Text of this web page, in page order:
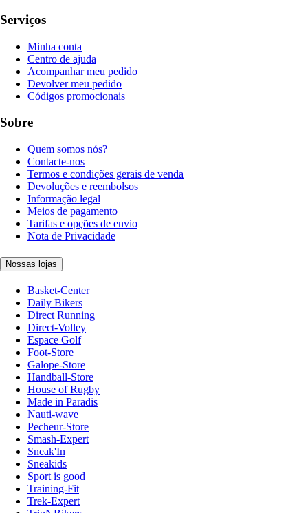
Serviços
Minha conta
Centro de ajuda
Acompanhar meu pedido
Devolver meu pedido
Códigos promocionais
Sobre
Quem somos nós?
Contacte-nos
Termos e condições gerais de venda
Devoluções e reembolsos
Informação legal
Meios de pagamento
Tarifas e opções de envio
Nota de Privacidade
Nossas lojas
Basket-Center
Daily Bikers
Direct Running
Direct-Volley
Espace Golf
Foot-Store
Galope-Store
Handball-Store
House of Rugby
Made in Paradis
Nauti-wave
Pecheur-Store
Smash-Expert
Sneak'In
Sneakids
Sport is good
Training-Fit
Trek-Expert